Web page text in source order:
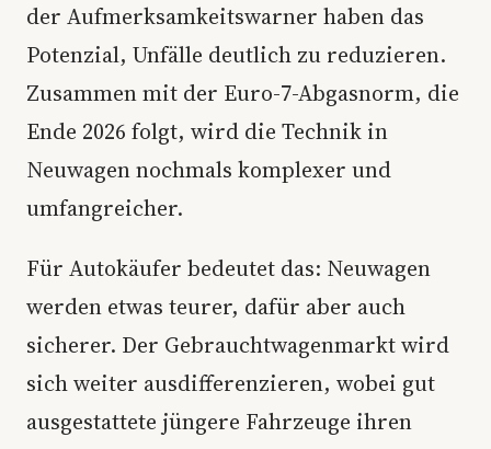
der Aufmerksamkeitswarner haben das
Potenzial, Unfälle deutlich zu reduzieren.
Zusammen mit der Euro-7-Abgasnorm, die
Ende 2026 folgt, wird die Technik in
Neuwagen nochmals komplexer und
umfangreicher.
Für Autokäufer bedeutet das: Neuwagen
werden etwas teurer, dafür aber auch
sicherer. Der Gebrauchtwagenmarkt wird
sich weiter ausdifferenzieren, wobei gut
ausgestattete jüngere Fahrzeuge ihren